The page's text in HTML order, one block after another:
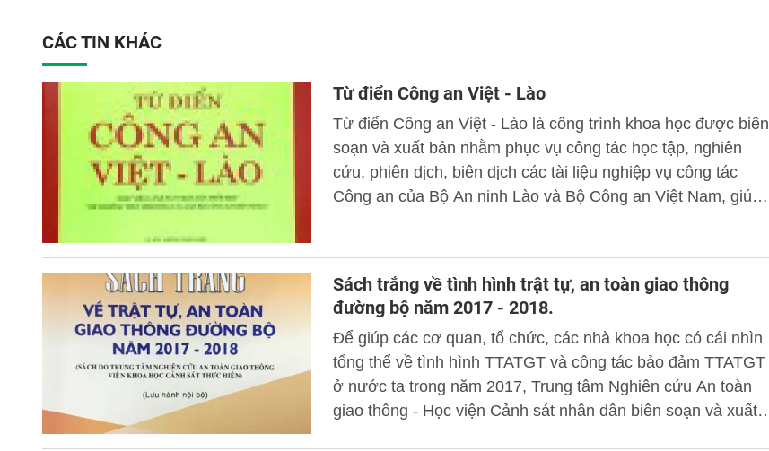
CÁC TIN KHÁC
Từ điển Công an Việt - Lào
Từ điển Công an Việt - Lào là công trình khoa học được biên
soạn và xuất bản nhằm phục vụ công tác học tập, nghiên
cứu, phiên dịch, biên dịch các tài liệu nghiệp vụ công tác
Công an của Bộ An ninh Lào và Bộ Công an Việt Nam, giúp
Sách trắng về tình hình trật tự, an toàn giao thông
đường bộ năm 2017 - 2018.
Để giúp các cơ quan, tổ chức, các nhà khoa học có cái nhìn
tổng thể về tình hình TTATGT và công tác bảo đảm TTATGT
ở nước ta trong năm 2017, Trung tâm Nghiên cứu An toàn
giao thông - Học viện Cảnh sát nhân dân biên soạn và xuất